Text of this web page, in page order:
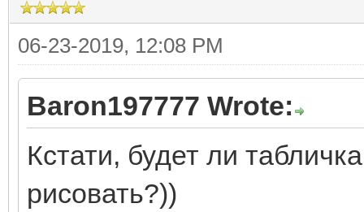
06-23-2019, 12:08 PM
Baron197777 Wrote:
Кстати, будет ли
рисовать?))